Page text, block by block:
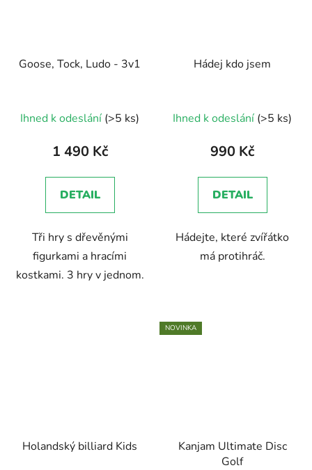
Goose, Tock, Ludo - 3v1
hodnocení
produktu
5,0
z
hvězdiček.
Ihned k odeslání (>5 ks)
1 490 Kč
DETAIL
Tři hry s dřevěnými
figurkami a hracími
kostkami. 3 hry v jednom.
Hádej kdo jsem
Ihned k odeslání (>5 ks)
990 Kč
DETAIL
Hádejte, které zvířátko
má protihráč.
Holandský billiard Kids
NOVINKA
Kanjam Ultimate Disc
Golf